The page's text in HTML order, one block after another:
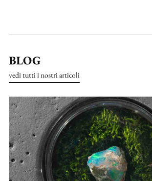
BLOG
vedi tutti i nostri articoli